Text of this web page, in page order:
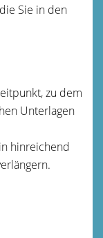
Sie in den
zu dem
Unterlagen
hinreichend